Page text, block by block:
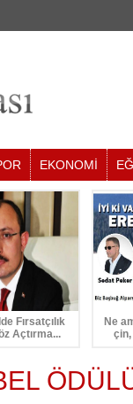
EKONOMİ
Fırsatçılık
Açtırma...
Ne